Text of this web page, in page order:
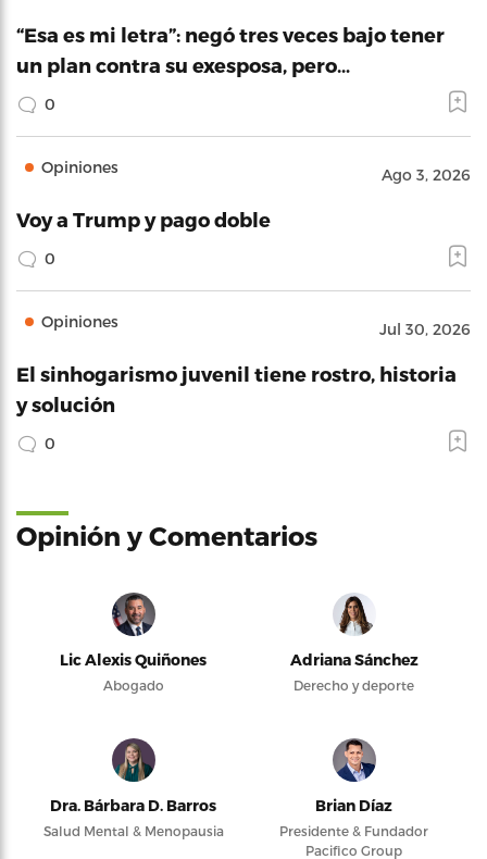
“Esa es mi letra”: negó tres veces bajo tener
un plan contra su exesposa, pero…
0
Opiniones Ago 3, 2026
Voy a Trump y pago doble
0
Opiniones Jul 30, 2026
El sinhogarismo juvenil tiene rostro, historia
y solución
0
Opinión y Comentarios
Lic Alexis Quiñones
Abogado
Adriana Sánchez
Derecho y deporte
Dra. Bárbara D. Barros
Salud Mental & Menopausia
Brian Díaz
Presidente & Fundador
Pacifico Group